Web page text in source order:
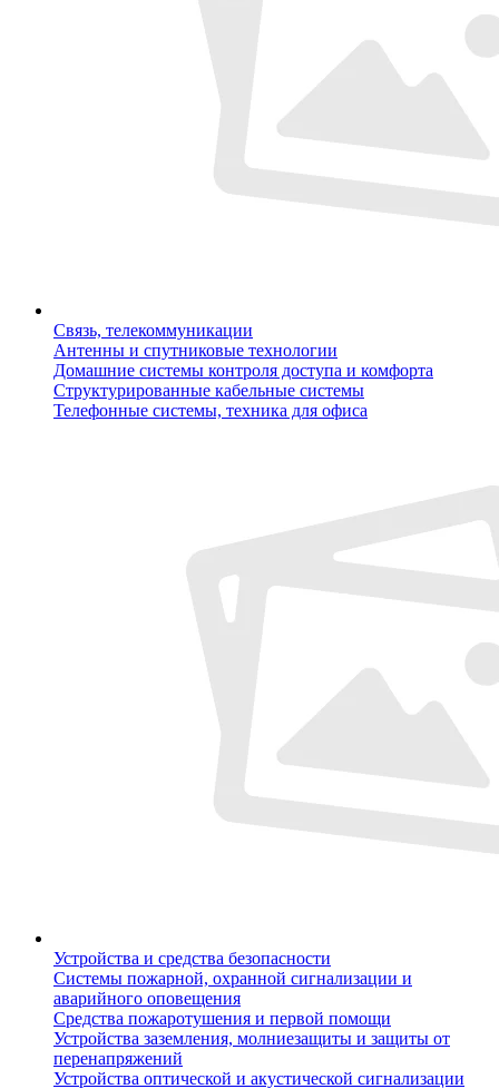
Связь, телекоммуникации
Антенны и спутниковые технологии
Домашние системы контроля доступа и комфорта
Структурированные кабельные системы
Телефонные системы, техника для офиса
Устройства и средства безопасности
Системы пожарной, охранной сигнализации и
аварийного оповещения
Средства пожаротушения и первой помощи
Устройства заземления, молниезащиты и защиты от
перенапряжений
Устройства оптической и акустической сигнализации